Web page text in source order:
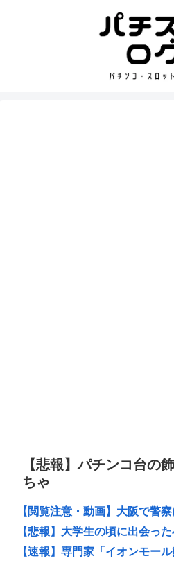
【悲報】パチンコ台の
ちゃ
【閲覧注意・動画】大阪で警
【悲報】大学生の頃に出会っ
【速報】専門家「イオンモー